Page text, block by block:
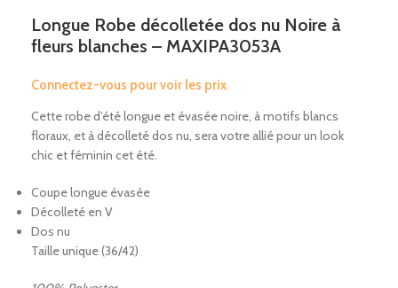
Longue Robe décolletée dos nu Noire à
fleurs blanches – MAXIPA3053A
Connectez-vous pour voir les prix
Cette robe d’été longue et évasée noire, à motifs blancs
floraux, et à décolleté dos nu, sera votre allié pour un look
chic et féminin cet été.
Coupe longue évasée
Décolleté en V
Dos nu
Taille unique (36/42)